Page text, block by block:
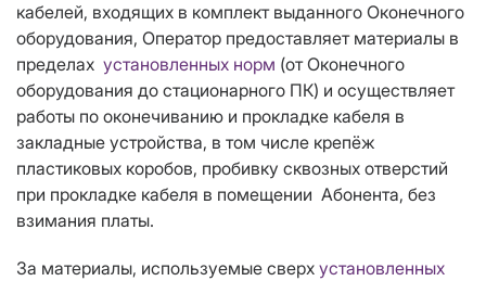
кабелей, входящих в комплект выданного Оконечного
оборудования, Оператор предоставляет материалы в
пределах установленных норм (от Оконечного
оборудования до стационарного ПК) и осуществляет
работы по оконечиванию и прокладке кабеля в
закладные устройства, в том числе крепёж
пластиковых коробов, пробивку сквозных отверстий
при прокладке кабеля в помещении Абонента, без
взимания платы.
За материалы, используемые сверх установленных